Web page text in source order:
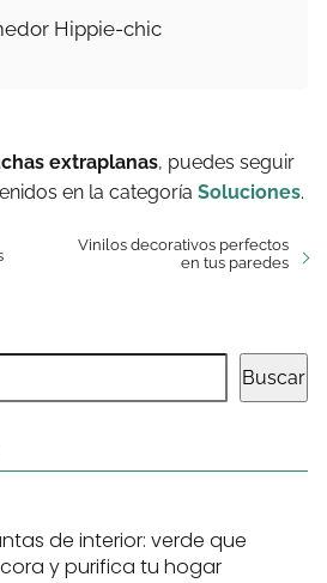
Hippie-chic
extraplanas, puedes seguir
en la categoría Soluciones.
Vinilos decorativos perfectos
en tus paredes
Buscar
de interior: verde que
y purifica tu hogar